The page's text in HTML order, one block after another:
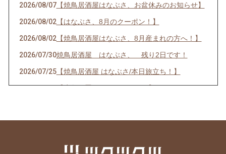
2026/08/07【焼鳥居酒屋はなぶさ、お盆休みのお知らせ】
2026/08/02【はなぶさ、8月のクーポン！】
2026/08/02【焼鳥居酒屋はなぶさ、8月産まれの方へ！】
2026/07/30焼鳥居酒屋 はなぶさ、 残り2日です！
2026/07/25【焼鳥居酒屋 はなぶさ/本日旅立ち！】
2026/07/13【応急処置して頂きました。】
【お誕生日月、おめでとうございます！】